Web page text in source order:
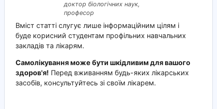
Вміст статті слугує лише інформаційним цілям і
буде корисний студентам профільних навчальних
закладів та лікарям.
Самолікування може бути шкідливим для вашого
здоров'я! Перед вживанням будь-яких лікарських
засобів, консультуйтесь зі своїм лікарем.
доктор біологічних наук,
професор